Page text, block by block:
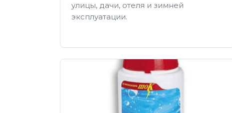
улицы, дачи, отеля и зимней
эксплуатации.